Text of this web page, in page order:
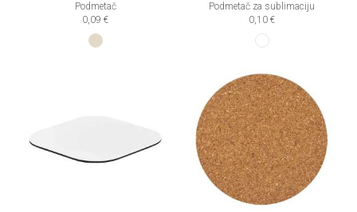
Podmetač
0,09 €
Podmetač za sublimaciju
0,10 €